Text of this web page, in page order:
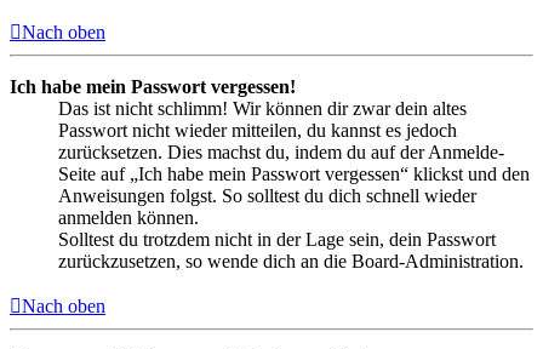
Nach oben
Ich habe mein Passwort vergessen!
Das ist nicht schlimm! Wir können dir zwar dein altes
Passwort nicht wieder mitteilen, du kannst es jedoch
zurücksetzen. Dies machst du, indem du auf der Anmelde-
Seite auf „Ich habe mein Passwort vergessen“ klickst und den
Anweisungen folgst. So solltest du dich schnell wieder
anmelden können.
Solltest du trotzdem nicht in der Lage sein, dein Passwort
zurückzusetzen, so wende dich an die Board-Administration.
Nach oben